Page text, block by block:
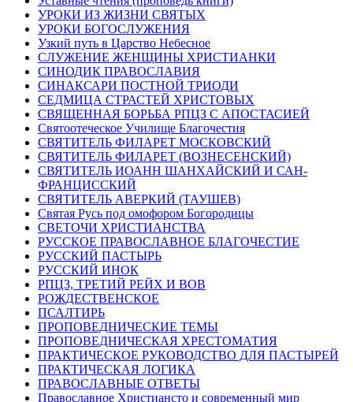
УРОКИ ИЗ ЖИЗНИ СВЯТЫХ
УРОКИ БОГОСЛУЖЕНИЯ
Узкий путь в Царство Небесное
СЛУЖЕНИЕ ЖЕНЩИНЫ ХРИСТИАНКИ
СИНОДИК ПРАВОСЛАВИЯ
СИНАКСАРИ ПОСТНОЙ ТРИОДИ
СЕДМИЦА СТРАСТЕЙ ХРИСТОВЫХ
СВЯЩЕННАЯ БОРЬБА РПЦЗ С АПОСТАСИЕЙ
Святоотеческое Училище Благочестия
СВЯТИТЕЛЬ ФИЛАРЕТ МОСКОВСКИЙ
СВЯТИТЕЛЬ ФИЛАРЕТ (ВОЗНЕСЕНСКИЙ)
СВЯТИТЕЛЬ ИОАНН ШАНХАЙСКИЙ И САН-
ФРАНЦИССКИЙ
СВЯТИТЕЛЬ АВЕРКИЙ (ТАУШЕВ)
Святая Русь под омофором Богородицы
СВЕТОЧИ ХРИСТИАНСТВА
РУССКОЕ ПРАВОСЛАВНОЕ БЛАГОЧЕСТИЕ
РУССКИЙ ПАСТЫРЬ
РУССКИЙ ИНОК
РПЦЗ, ТРЕТИЙ РЕЙХ И ВОВ
РОЖДЕСТВЕНСКОЕ
ПСАЛТИРЬ
ПРОПОВЕДНИЧЕСКИЕ ТЕМЫ
ПРОПОВЕДНИЧЕСКАЯ ХРЕСТОМАТИЯ
ПРАКТИЧЕСКОЕ РУКОВОДСТВО ДЛЯ ПАСТЫРЕЙ
ПРАКТИЧЕСКАЯ ЛОГИКА
ПРАВОСЛАВНЫЕ ОТВЕТЫ
Православное Христиансто и современный мир